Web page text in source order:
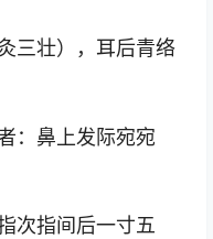
壮），耳后青络
鼻上发际宛宛
指间后一寸五